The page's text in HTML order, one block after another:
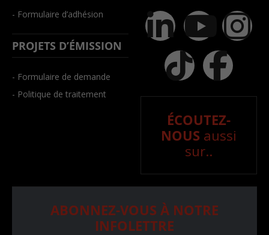
- Formulaire d’adhésion
PROJETS D’ÉMISSION
- Formulaire de demande
- Politique de traitement
ÉCOUTEZ-
NOUS aussi
sur..
ABONNEZ-VOUS À NOTRE
INFOLETTRE